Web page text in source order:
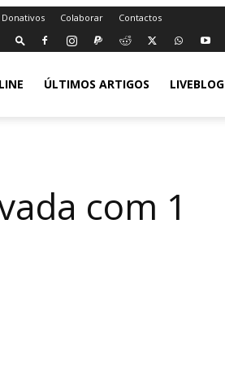
Colaborar Contactos
ÚLTIMOS ARTIGOS LIVEBLOG
com 1